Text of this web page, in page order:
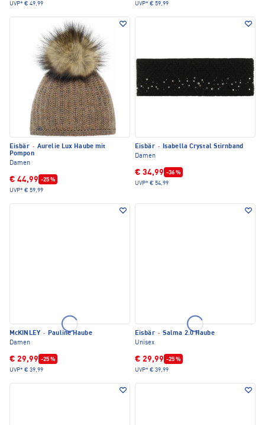
UVP* € 49,99
UVP* € 59,99
Eisbär · Aurelie Lux Haube mit
Pompon
Damen
€ 44,99 -25 %
UVP* € 59,99
Eisbär · Isabella Crystal Stirnband
Damen
€ 34,99 -36 %
UVP* € 54,99
McKINLEY · Pauline Haube
Damen
€ 29,99 -25 %
UVP* € 39,99
Eisbär · Salma 2.0 Haube
Unisex
€ 29,99 -25 %
UVP* € 39,99